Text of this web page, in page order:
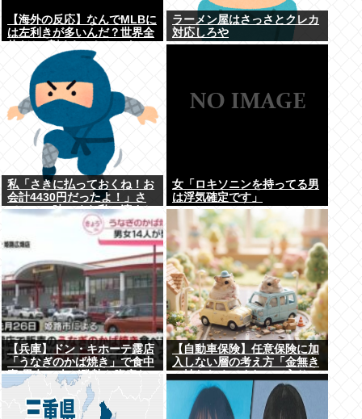
【海外の反応】なんでMLBに
は左利きが多いんだ？世界全
はずなのに → 「左ピッチャ
ーは貴重だからな」「内野で
は不利だけど基本左利きのほ
うが重宝される傾向にはある
と思う」
ラーメン屋はさっさとクレカ
対応しろや
私「さきに払っておくね！お
会計4430円だったよ！」さ
て、この時いくら私に渡すか
女「ロキソニンを持ってる男
は浮気確定です」
【兵庫】ドン・キホーテ露店
「うなぎのかば焼き」で食中
毒 男女14人が発熱や腹痛な
ど訴え…サルモネラ属の菌検
【自動車保険】任意保険に加
入しない層の考え方「金無き
ゃ払わなくてすむので入り